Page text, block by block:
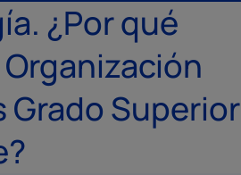
¿Por qué
Grado Superior